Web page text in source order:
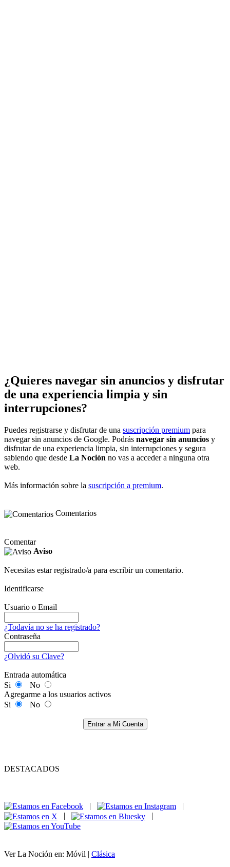
¿Quieres navegar sin anuncios y disfrutar
de una experiencia limpia y sin
interrupciones?
Puedes registrarse y disfrutar de una suscripción premium para
navegar sin anuncios de Google. Podrás navegar sin anuncios y
disfrutar de una experiencia limpia, sin interrupciones y segura
sabiendo que desde La Noción no vas a acceder a ninguna otra
web.
Más información sobre la suscripción a premium.
Comentarios
Comentar
Aviso
Necesitas estar registrado/a para escribir un comentario.
Identificarse
Usuario o Email
¿Todavía no se ha registrado?
Contraseña
¿Olvidó su Clave?
Entrada automática
Si
No
Agregarme a los usuarios activos
Si
No
Entrar a Mi Cuenta
DESTACADOS
|
|
|
|
Ver La Noción en: Móvil | Clásica